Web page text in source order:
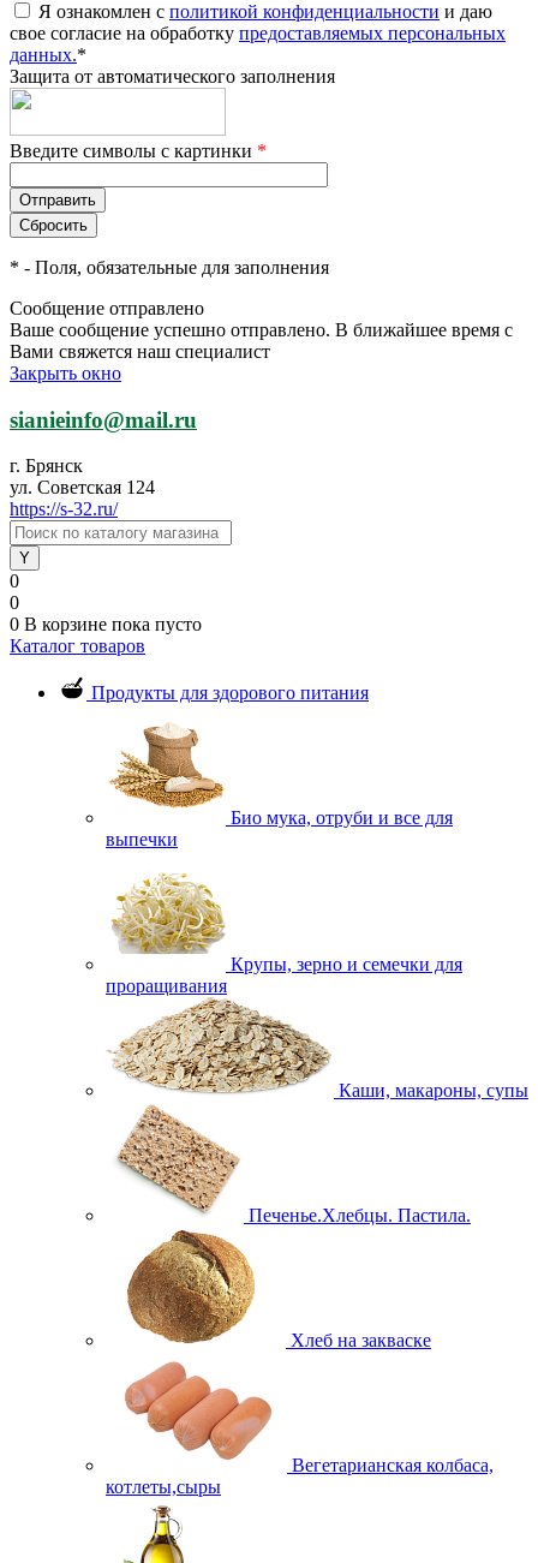
Я ознакомлен с политикой конфиденциальности и даю
свое согласие на обработку предоставляемых персональных
данных.*
Защита от автоматического заполнения
Введите символы с картинки *
* - Поля, обязательные для заполнения
Сообщение отправлено
Ваше сообщение успешно отправлено. В ближайшее время с
Вами свяжется наш специалист
Закрыть окно
sianieinfo@mail.ru
г. Брянск
ул. Советская 124
https://s-32.ru/
0
0
0 В корзине пока пусто
Каталог товаров
Продукты для здорового питания
Био мука, отруби и все для
выпечки
Крупы, зерно и семечки для
проращивания
Каши, макароны, супы
Печенье.Хлебцы. Пастила.
Хлеб на закваске
Вегетарианская колбаса,
котлеты,сыры